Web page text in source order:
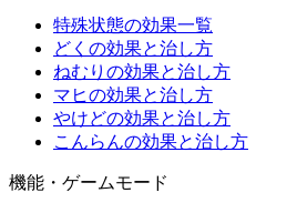
特殊状態の効果一覧
どくの効果と治し方
ねむりの効果と治し方
マヒの効果と治し方
やけどの効果と治し方
こんらんの効果と治し方
機能・ゲームモード